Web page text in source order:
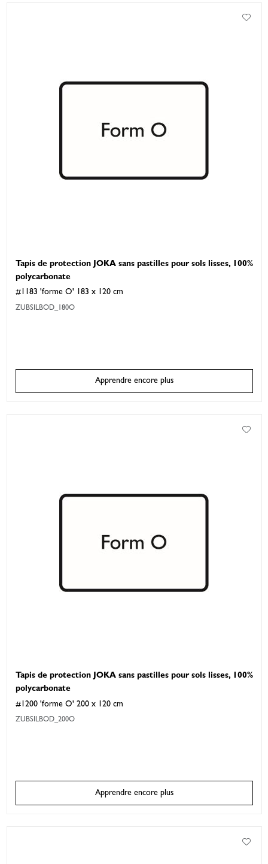
Tapis de protection JOKA sans pastilles pour sols lisses, 100%
polycarbonate
#1183 'forme O' 183 x 120 cm
ZUBSILBOD_180O
Apprendre encore plus
Tapis de protection JOKA sans pastilles pour sols lisses, 100%
polycarbonate
#1200 'forme O' 200 x 120 cm
ZUBSILBOD_200O
Apprendre encore plus